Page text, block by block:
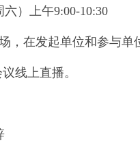
）上午9:00-10:30
在发起单位和参与单
线上直播。